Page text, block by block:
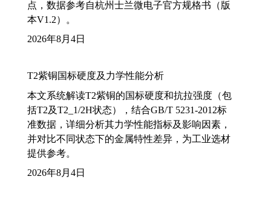
点，数据参考自杭州士兰微电子官方规格书（版
本V1.2）。
2026年8月4日
T2紫铜国标硬度及力学性能分析
本文系统解读T2紫铜的国标硬度和抗拉强度（包
括T2及T2_1/2H状态），结合GB/T 5231-2012标
准数据，详细分析其力学性能指标及影响因素，
并对比不同状态下的金属特性差异，为工业选材
提供参考。
2026年8月4日